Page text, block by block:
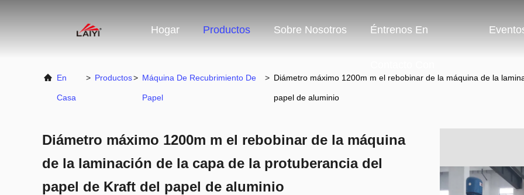
Hogar Productos Sobre Nosotros Éntrenos En
En
Casa
> Productos> Máquina De Recubrimiento De
Papel
> Diámetro máximo 1200m m el rebobinar de la máquina de la
papel de aluminio
Diámetro máximo 1200m m el rebobinar de la máquina
de la laminación de la capa de la protuberancia del
papel de Kraft del papel de aluminio